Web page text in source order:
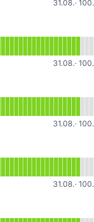
31.08.·
31.08.·
31.08.·
31.08.·